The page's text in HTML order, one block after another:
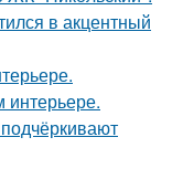
в акцентный